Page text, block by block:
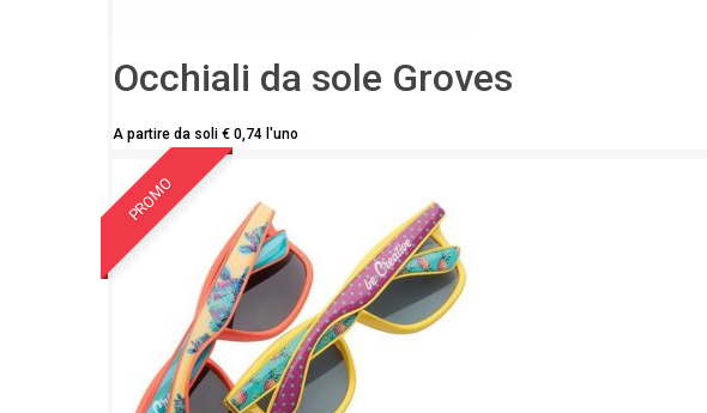
Occhiali da sole Groves
A partire da soli € 0,74 l'uno
PROMO